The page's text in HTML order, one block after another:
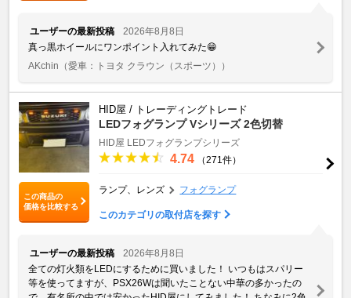
ユーザーの最新投稿
2026年8月8日
真っ黒ホイールにワンポイント入れてみた😁
AKchin （愛車：トヨタ クラウン（スポーツ））
この商品の
価格を比較する
HID屋 / トレーディングトレード
LEDフォグランプ Vシリーズ 2色切替
HID屋 LEDフォグランプシリーズ
4.74 （271件）
ランプ、レンズ フォグランプ
このカテゴリの取付店を探す
ユーザーの最新投稿
2026年8月8日
全ての灯火類をLEDにするために買いました！ いつもはスパリー
等を使ってますが、PSX26Wは聞いたことない中華の多かったの